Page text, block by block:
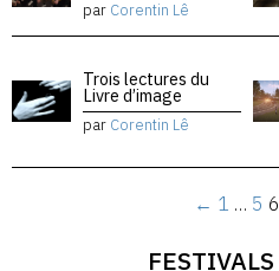
par Corentin Lê
Trois lectures du
Livre d’image
par Corentin Lê
← 1 … 5 6
FESTIVALS